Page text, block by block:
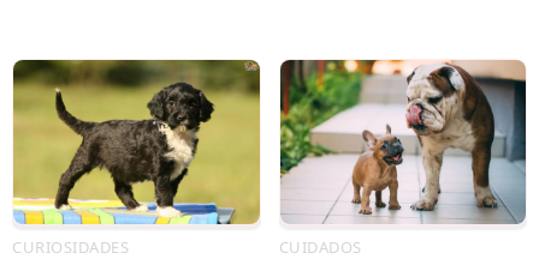
CURIOSIDADES CUIDADOS